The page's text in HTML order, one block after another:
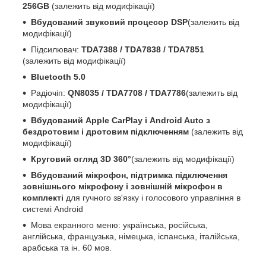
256GB (залежить від модифікації)
Вбудований звуковий процесор DSP(залежить від
модифікації)
Підсилювач: TDA7388 / TDA7838 / TDA7851
(залежить від модифікації)
Bluetooth 5.0
Радіочіп: QN8035 / TDA7708 / TDA7786(залежить від
модифікації)
Вбудований Apple CarPlay і Android Auto з
бездротовим і дротовим підключенням (залежить від
модифікації)
Круговий огляд 3D 360°(залежить від модифікації)
Вбудований мікрофон, підтримка підключення
зовнішнього мікрофону і зовнішній мікрофон в
комплекті для гучного зв'язку і голосового управління в
системі Android
Мова екранного меню: українська, російська,
англійська, французька, німецька, іспанська, італійська,
арабська та ін. 60 мов.